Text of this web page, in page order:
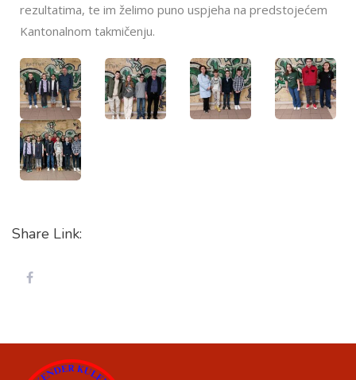
rezultatima, te im želimo puno uspjeha na predstojećem
Kantonalnom takmičenju.
Share Link: